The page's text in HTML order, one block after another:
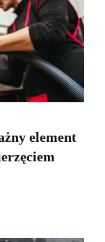
element